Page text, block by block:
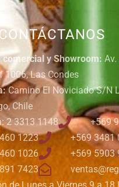
comercial y Showroom:
1006, Las Condes
Camino El Noviciado S/N
Chile
2 3313 1148
+569
1223
+569 3481
1026
+569 5903
7423